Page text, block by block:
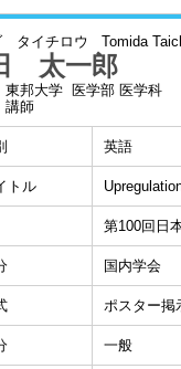
タイチロウ Tomida
太一郎
東邦大学 医学部 医学科
講師
英語
トル
第100回日
国内学会
ポスター掲
一般